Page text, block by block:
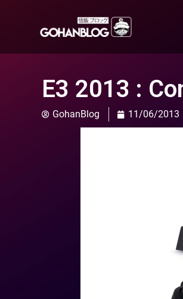
E3 2013 :
GohanBlog 11/06/2013